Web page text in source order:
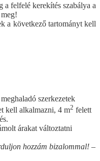
a felfelé kerekítés szabálya a
a következő tartományt kell
szerkezetek
kell alkalmazni, 4 m2 felett
árakat változtatni
hozzám bizalommal! –